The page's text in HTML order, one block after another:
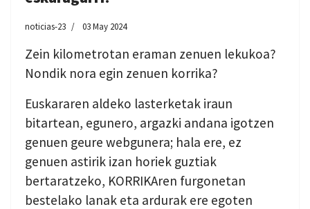
noticias-23 03 May 2024
Zein kilometrotan eraman zenuen lekukoa?
Nondik nora egin zenuen korrika?
Euskararen aldeko lasterketak iraun
bitartean, egunero, argazki andana igotzen
genuen geure webgunera; hala ere, ez
genuen astirik izan horiek guztiak
bertaratzeko, KORRIKAren furgonetan
bestelako lanak eta ardurak ere egoten